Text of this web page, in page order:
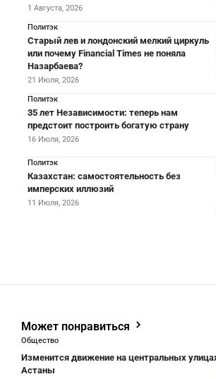
1 Августа, 2026
Политэк
Старый лев и лондонский мелкий циркуль
или почему Financial Times не поняла
Назарбаева?
21 Июля, 2026
Политэк
35 лет Независимости: теперь нам
предстоит построить богатую страну
16 Июля, 2026
Политэк
Казахстан: самостоятельность без
имперских иллюзий
11 Июля, 2026
Может понравиться
Общество
Изменится движение на центральных
Астаны